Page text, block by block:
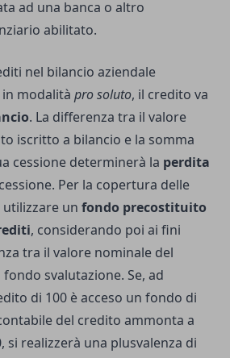
ad una banca o altro
abilitato.
nel bilancio aziendale
modalità pro soluto, il credito va
. La differenza tra il valore
iscritto a bilancio e la somma
cessione determinerà la perdita
Per la copertura delle
un fondo precostituito
, considerando poi ai fini
tra il valore nominale del
svalutazione. Se, ad
di 100 è acceso un fondo di
del credito ammonta a
si realizzerà una plusvalenza di